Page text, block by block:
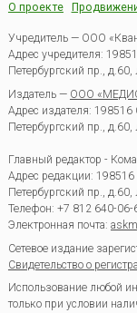
О проекте
Учредитель — ООО
Адрес учредителя:
Петербургский пр.,
Издатель — ООО
Адрес издателя: 198516
Петербургский пр.,
Главный редактор -
Адрес редакции: 198516
Петербургский пр.,
Телефон: +7 812 640-06-
Электронная почта:
Сетевое издание
Свидетельство о
Использование любой
только при условии